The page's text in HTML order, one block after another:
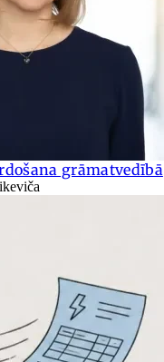
grāmatvedībā